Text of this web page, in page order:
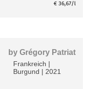
€ 36,67/l
by Grégory Patriat
Frankreich |
Burgund | 2021